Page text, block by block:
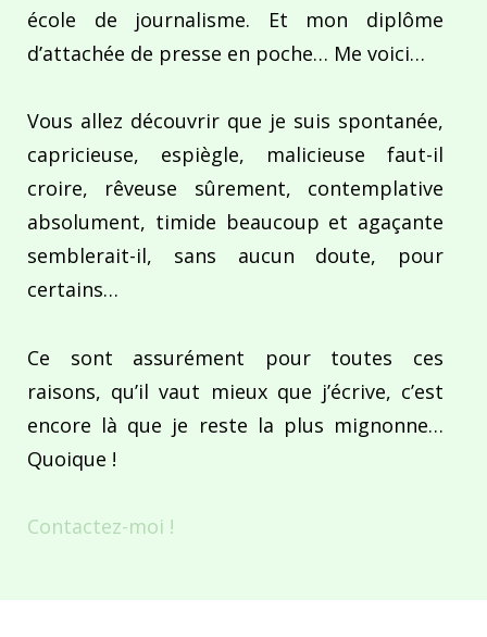
école de journalisme. Et mon diplôme
d’attachée de presse en poche… Me voici…
Vous allez découvrir que je suis spontanée,
capricieuse, espiègle, malicieuse faut-il
croire, rêveuse sûrement, contemplative
absolument, timide beaucoup et agaçante
semblerait-il, sans aucun doute, pour
certains…
Ce sont assurément pour toutes ces
raisons, qu’il vaut mieux que j’écrive, c’est
encore là que je reste la plus mignonne…
Quoique !
Contactez-moi !